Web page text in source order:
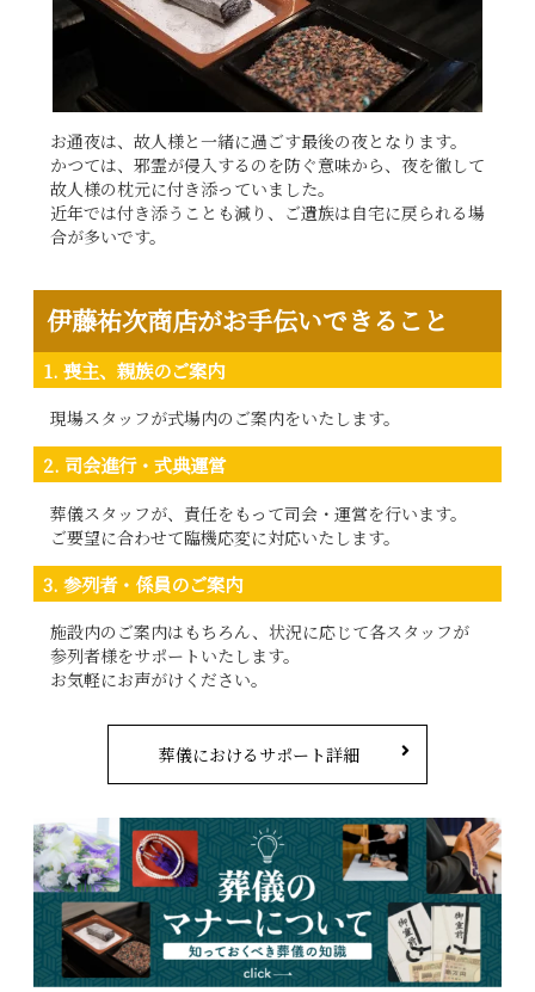
お通夜は、故人様と一緒に過ごす最後の夜となります。
かつては、邪霊が侵入するのを防ぐ意味から、夜を徹して
故人様の枕元に付き添っていました。
近年では付き添うことも減り、ご遺族は自宅に戻られる場
合が多いです。
伊藤祐次商店がお手伝いできること
1. 喪主、親族のご案内
現場スタッフが式場内のご案内をいたします。
2. 司会進行・式典運営
葬儀スタッフが、責任をもって司会・運営を行います。
ご要望に合わせて臨機応変に対応いたします。
3. 参列者・係員のご案内
施設内のご案内はもちろん、状況に応じて各スタッフが
参列者様をサポートいたします。
お気軽にお声がけください。
葬儀におけるサポート詳細